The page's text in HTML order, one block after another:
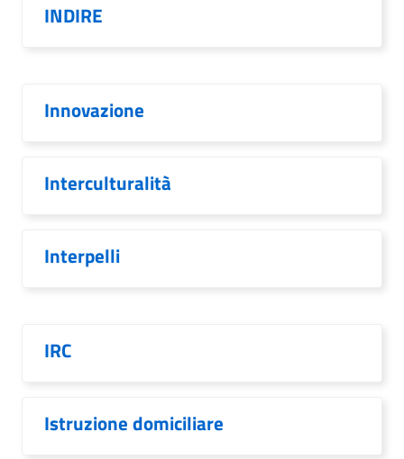
INDIRE
Innovazione
Interculturalità
Interpelli
IRC
Istruzione domiciliare